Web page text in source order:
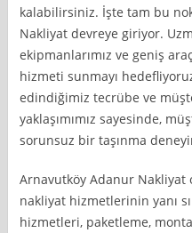
kalabilirsiniz. İşte tam bu
Nakliyat devreye giriyor.
ekipmanlarımız ve geniş
hizmeti sunmayı
edindiğimiz tecrübe ve
yaklaşımımız sayesinde,
sorunsuz bir taşınma
Arnavutköy Adanur Nakliyat
nakliyat hizmetlerinin yanı
hizmetleri, paketleme,